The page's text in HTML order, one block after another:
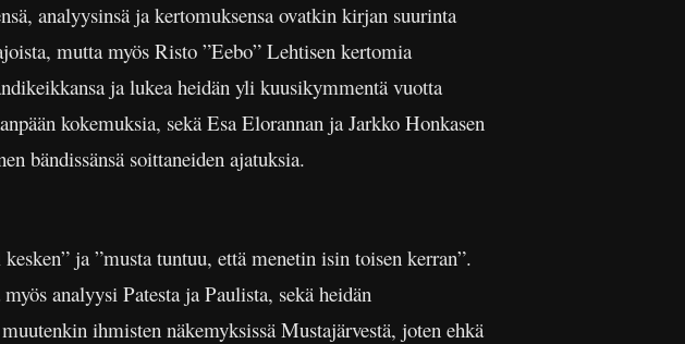
analyysinsä ja kertomuksensa ovatkin kirjan suurinta
mutta myös Risto ”Eebo” Lehtisen kertomia
ja lukea heidän yli kuusikymmentä vuotta
kokemuksia, sekä Esa Elorannan ja Jarkko Honkasen
bändissänsä soittaneiden ajatuksia.
ja ”musta tuntuu, että menetin isin toisen kerran”.
analyysi Patesta ja Paulista, sekä heidän
ihmisten näkemyksissä Mustajärvestä, joten ehkä